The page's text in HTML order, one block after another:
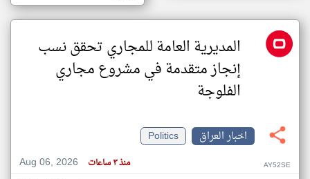
المديرية العامة للمجاري تحقق نسب
إنجاز متقدمة في مشروع مجاري
الفلوجة
اخبار العراق
Politics
Aug 06, 2026
منذ ٣ ساعات AY52SE